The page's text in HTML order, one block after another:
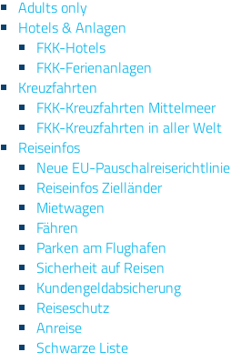
Adults only
Hotels & Anlagen
FKK-Hotels
FKK-Ferienanlagen
Kreuzfahrten
FKK-Kreuzfahrten Mittelmeer
FKK-Kreuzfahrten in aller Welt
Reiseinfos
Neue EU-Pauschalreiserichtlinie
Reiseinfos Zielländer
Mietwagen
Fähren
Parken am Flughafen
Sicherheit auf Reisen
Kundengeldabsicherung
Reiseschutz
Anreise
Schwarze Liste